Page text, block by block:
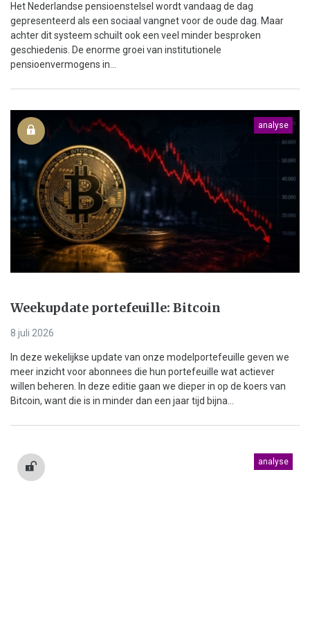
Het Nederlandse pensioenstelsel wordt vandaag de dag
gepresenteerd als een sociaal vangnet voor de oude dag. Maar
achter dit systeem schuilt ook een veel minder besproken
geschiedenis. De enorme groei van institutionele
pensioenvermogens in...
analyse
Weekupdate portefeuille: Bitcoin
8 juli 2026
In deze wekelijkse update van onze modelportefeuille geven we
meer inzicht voor abonnees die hun portefeuille wat actiever
willen beheren. In deze editie gaan we dieper in op de koers van
Bitcoin, want die is in minder dan een jaar tijd bijna...
analyse